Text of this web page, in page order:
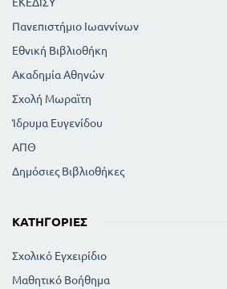
Πανεπιστήμιο Ιωαννίνων
Εθνική Βιβλιοθήκη
Ακαδημία Αθηνών
Σχολή Μωραϊτη
Ίδρυμα Ευγενίδου
ΑΠΘ
Δημόσιες Βιβλιοθήκες
ΚΑΤΗΓΟΡΊΕΣ
Σχολικό Εγχειρίδιο
Μαθητικό Βοήθημα